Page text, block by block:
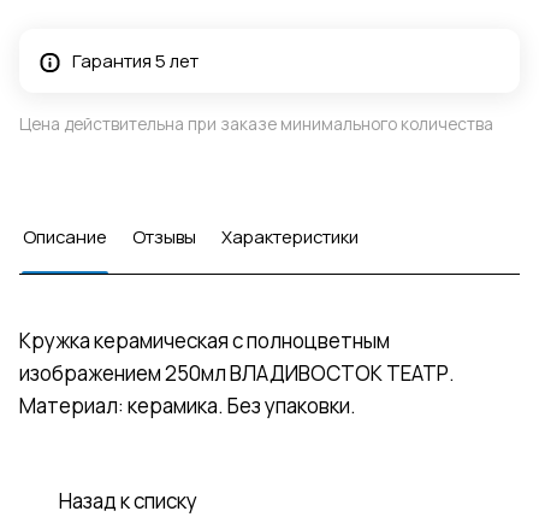
Гарантия 5 лет
Цена действительна при заказе минимального количества
Описание Отзывы Характеристики
Кружка керамическая с полноцветным
изображением 250мл ВЛАДИВОСТОК ТЕАТР.
Материал: керамика. Без упаковки.
Назад к списку